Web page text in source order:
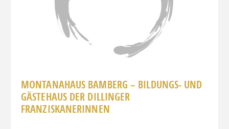
MONTANAHAUS BAMBERG – BILDUNGS- UND
GÄSTEHAUS DER DILLINGER
FRANZISKANERINNEN